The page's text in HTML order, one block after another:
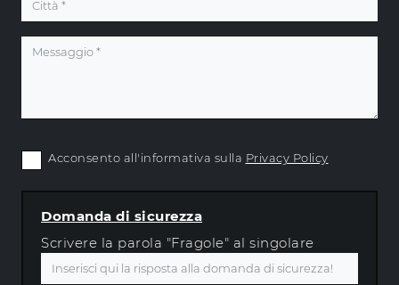
Acconsento all'informativa sulla Privacy Policy
Domanda di sicurezza
Scrivere la parola "Fragole" al singolare